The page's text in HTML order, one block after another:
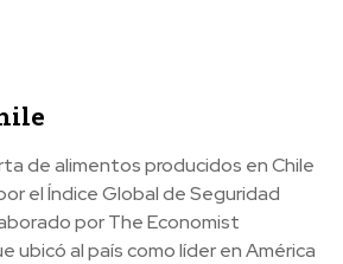
de alimentos producidos en Chile
el Índice Global de Seguridad
por The Economist
ubicó al país como líder en América